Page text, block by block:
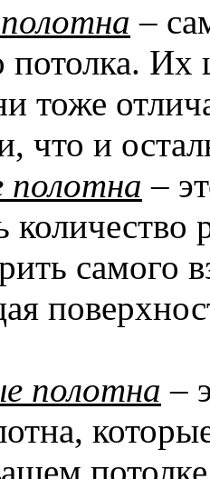
–
потолка. Их
тоже
что и
полотна –
количество
самого
полотна –